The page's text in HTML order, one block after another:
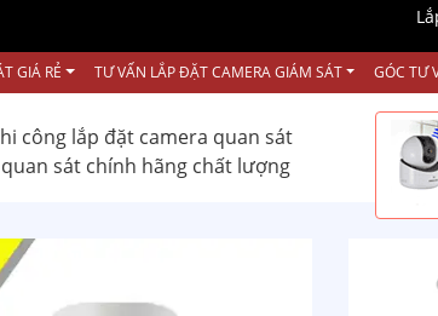
GIÁ RẺ TƯ VẤN LẮP ĐẶT CAMERA GIÁM SÁT GÓC TƯ
công lắp đặt camera quan sát
sát chính hãng chất lượng